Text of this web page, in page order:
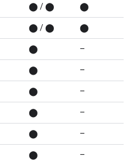
⬤ / ⬤ ⬤
⬤ / ⬤ ⬤
⬤ –
⬤ –
⬤ –
⬤ –
⬤ –
⬤ –